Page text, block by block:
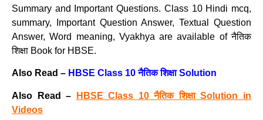
Summary and Important Questions. Class 10 Hindi mcq,
summary, Important Question Answer, Textual Question
Answer, Word meaning, Vyakhya are available of नैतिक
शिक्षा Book for HBSE.
Also Read – HBSE Class 10 नैतिक शिक्षा Solution
Also Read –
HBSE Class 10 नैतिक शिक्षा Solution in
Videos